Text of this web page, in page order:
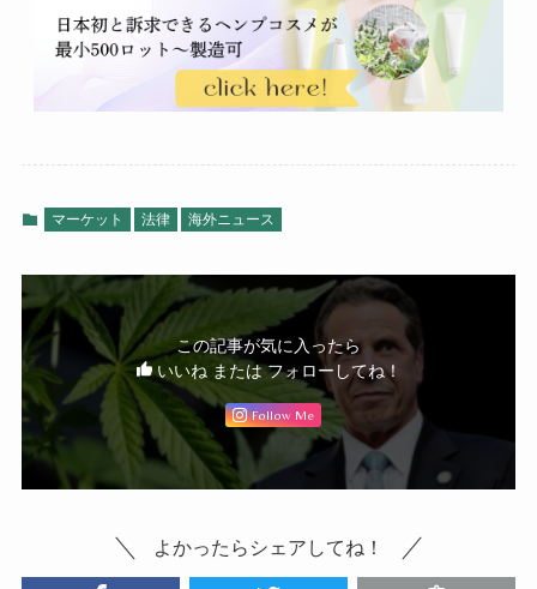
マーケット 法律 海外ニュース
この記事が気に入ったら
いいね または フォローしてね！
Follow Me
よかったらシェアしてね！